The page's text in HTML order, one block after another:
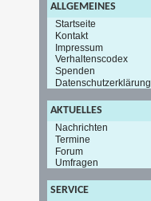
ALLGEMEINES
Startseite
Kontakt
Impressum
Verhaltenscodex
Spenden
Datenschutzerklärung
AKTUELLES
Nachrichten
Termine
Forum
Umfragen
SERVICE